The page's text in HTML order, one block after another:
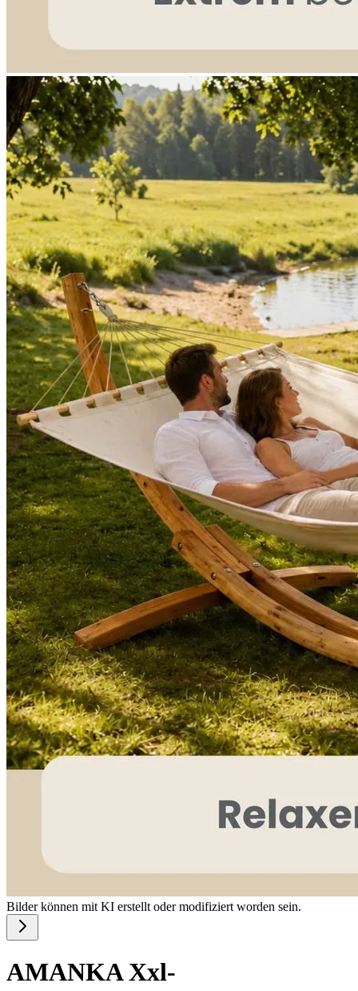
Bilder können mit KI erstellt oder modifiziert worden sein.
AMANKA Xxl-